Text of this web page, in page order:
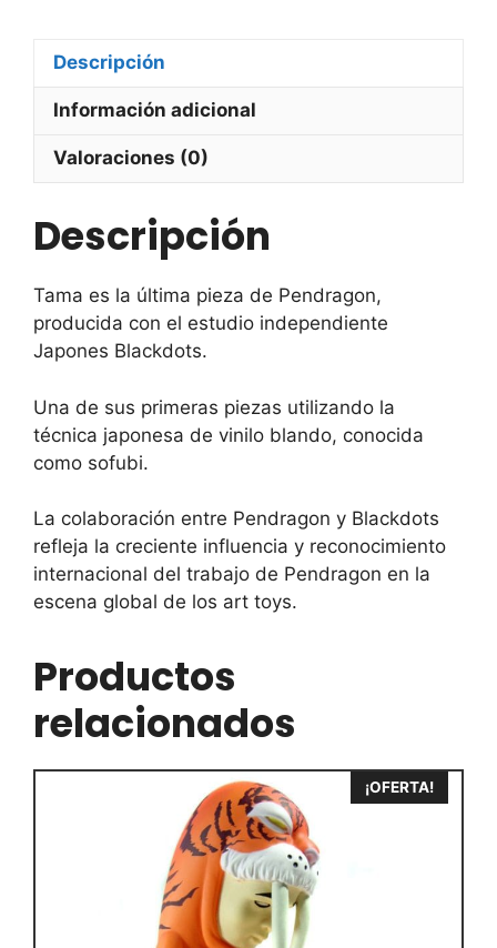
Descripción
Información adicional
Valoraciones (0)
Descripción
Tama es la última pieza de Pendragon,
producida con el estudio independiente
Japones Blackdots.
Una de sus primeras piezas utilizando la
técnica japonesa de vinilo blando, conocida
como sofubi.
La colaboración entre Pendragon y Blackdots
refleja la creciente influencia y reconocimiento
internacional del trabajo de Pendragon en la
escena global de los art toys.
Productos
relacionados
¡OFERTA!